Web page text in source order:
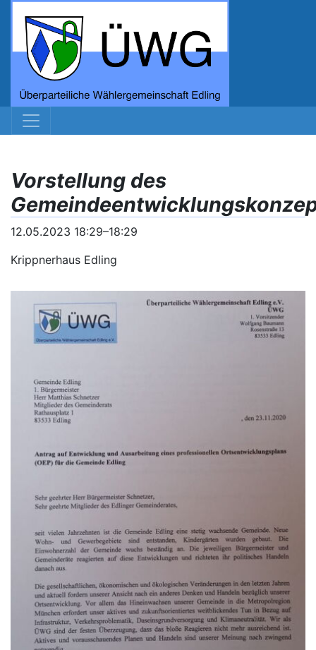
Vorstellung des
12.05.2023 18:29–18:29
Krippnerhaus Edling